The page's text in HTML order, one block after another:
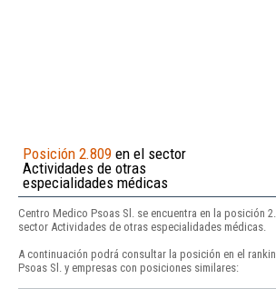
Posición 2.809 en el sector
Actividades de otras
especialidades médicas
Centro Medico Psoas Sl. se encuentra en la posición
sector Actividades de otras especialidades médicas.
A continuación podrá consultar la posición en el
Psoas Sl. y empresas con posiciones similares: